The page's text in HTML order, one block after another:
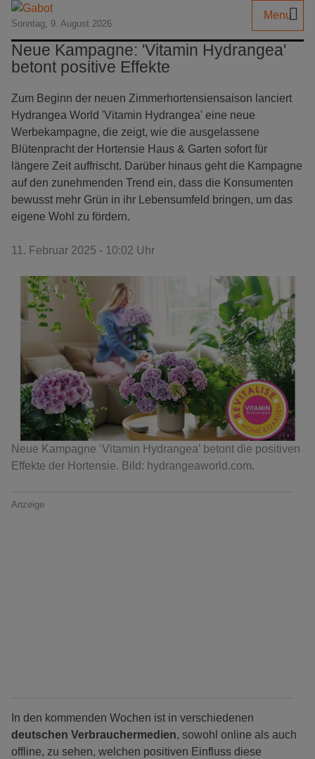
Sonntag, 9. August 2026
Menu
Neue Kampagne: 'Vitamin Hydrangea'
betont positive Effekte
Zum Beginn der neuen Zimmerhortensiensaison lanciert
Hydrangea World 'Vitamin Hydrangea' eine neue
Werbekampagne, die zeigt, wie die ausgelassene
Blütenpracht der Hortensie Haus & Garten sofort für
längere Zeit auffrischt. Darüber hinaus geht die Kampagne
auf den zunehmenden Trend ein, dass die Konsumenten
bewusst mehr Grün in ihr Lebensumfeld bringen, um das
eigene Wohl zu fördern.
11. Februar 2025 - 10:02 Uhr
Neue Kampagne ‘Vitamin Hydrangea’ betont die positiven
Effekte der Hortensie. Bild: hydrangeaworld.com.
Anzeige
In den kommenden Wochen ist in verschiedenen
deutschen Verbrauchermedien, sowohl online als auch
offline, zu sehen, welchen positiven Einfluss diese